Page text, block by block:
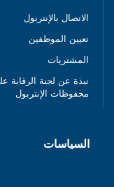
الاتصال بالإنتربول
تعيين الموظفين
المشتريات
نبذة عن لجنة الرقابة
محفوظات الإنتربول
السياسات